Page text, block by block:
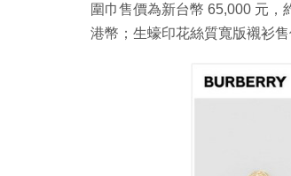
圍巾售價為新台幣 65,000 元，
港幣；生蠔印花絲質寬版襯衫